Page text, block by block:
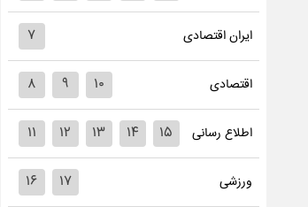
ایران اقتصادی ۷
اقتصادی ۸ ۹ ۱۰
اطلاع رسانی ۱۱ ۱۲ ۱۳ ۱۴ ۱۵
ورزشی ۱۶ ۱۷